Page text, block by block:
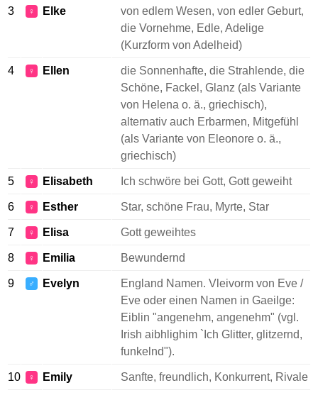
3 ♀ Elke
von edlem Wesen, von edler Geburt,
die Vornehme, Edle, Adelige
(Kurzform von Adelheid)
4 ♀ Ellen
die Sonnenhafte, die Strahlende, die
Schöne, Fackel, Glanz (als Variante
von Helena o. ä., griechisch),
alternativ auch Erbarmen, Mitgefühl
(als Variante von Eleonore o. ä.,
griechisch)
5 ♀ Elisabeth Ich schwöre bei Gott, Gott geweiht
6 ♀ Esther Star, schöne Frau, Myrte, Star
7 ♀ Elisa Gott geweihtes
8 ♀ Emilia Bewundernd
9 ♂ Evelyn
England Namen. Vleivorm von Eve /
Eve oder einen Namen in Gaeilge:
Eiblin "angenehm, angenehm" (vgl.
Irish aibhlighim `Ich Glitter, glitzernd,
funkelnd").
10 ♀ Emily Sanfte, freundlich, Konkurrent, Rivale